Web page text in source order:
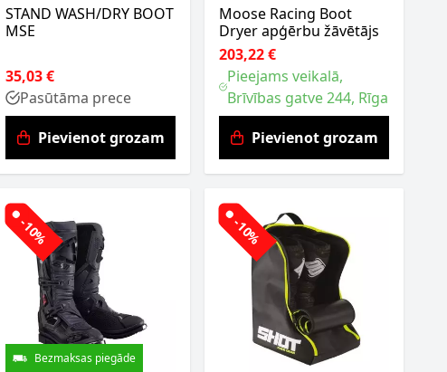
STAND WASH/DRY BOOT
MSE
35,03 €
Pasūtāma prece
Pievienot grozam
Moose Racing Boot
Dryer apģērbu žāvētājs
203,22 €
Pieejams veikalā,
Brīvības gatve 244, Rīga
Pievienot grozam
-10%
Bezmaksas piegāde
-10%